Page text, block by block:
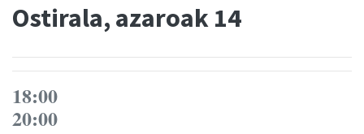
Ostirala, azaroak 14
18:00
20:00